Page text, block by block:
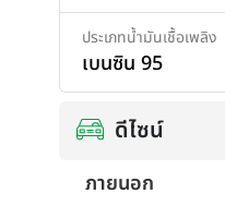
ประเภทน้ำมันเชื้อเพลิง
เบนซิน 95
ดีไซน์
ภายนอก